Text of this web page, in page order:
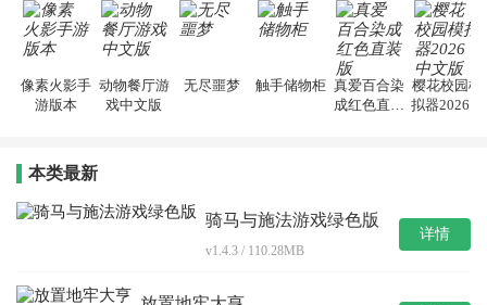
像素火影手
游版本
动物餐厅游
戏中文版
无尽噩梦 触手储物柜 真爱百合染
成红色直装
樱花校园模
拟器2026中
本类最新
骑马与施法游戏绿色版
v1.4.3 / 110.28MB
详情